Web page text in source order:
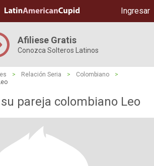
Ingresar
Afiliese Gratis
Conozca Solteros Latinos
> Relación Seria > Colombiano
>
pareja colombiano Leo